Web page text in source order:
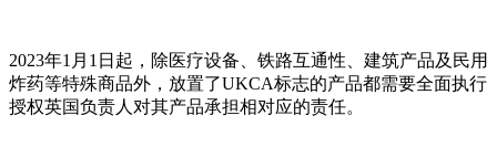
2023年1月1日起，除医疗设备、铁路互通性、建筑产品及民用
炸药等特殊商品外，放置了UKCA标志的产品都需要全面执行
授权英国负责人对其产品承担相对应的责任。